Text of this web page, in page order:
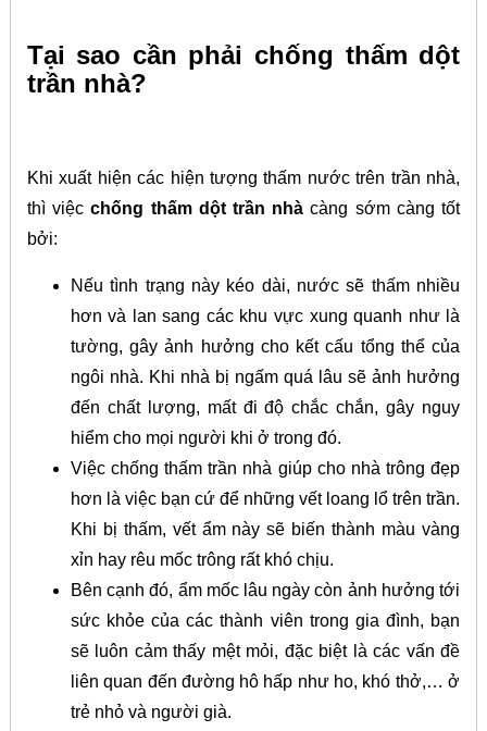
Tại sao cần phải chống thấm dột
trần nhà?
Khi xuất hiện các hiện tượng thấm nước trên trần nhà,
thì việcchống thấm dột trần nhà càng sớm càng tốt
bởi:
Nếu tình trạng này kéo dài, nước sẽ thấm nhiều
hơn và lan sang các khu vực xung quanh như là
tường, gây ảnh hưởng cho kết cấu tổng thể của
ngôi nhà. Khi nhà bị ngấm quá lâu sẽ ảnh hưởng
đến chất lượng, mất đi độ chắc chắn, gây nguy
hiểm cho mọi người khi ở trong đó.
Việc chống thấm trần nhà giúp cho nhà trông đẹp
hơn là việc bạn cứ để những vết loang lổ trên trần.
Khi bị thấm, vết ẩm này sẽ biến thành màu vàng
xỉn hay rêu mốc trông rất khó chịu.
Bên cạnh đó, ẩm mốc lâu ngày còn ảnh hưởng tới
sức khỏe của các thành viên trong gia đình, bạn
sẽ luôn cảm thấy mệt mỏi, đặc biệt là các vấn đề
liên quan đến đường hô hấp như ho, khó thở,… ở
trẻ nhỏ và người già.